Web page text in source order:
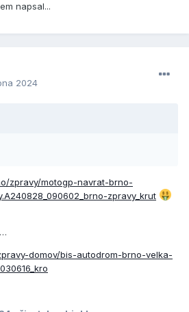
napsal...
2024
zpravy/motogp-navrat-brno-
zpravy_krut
domov/bis-autodrom-brno-velka-